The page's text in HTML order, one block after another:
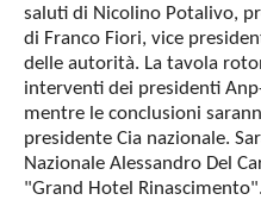
saluti di Nicolino Potalivo,
di Franco Fiori, vice
delle autorità. La tavola
interventi dei presidenti
mentre le conclusioni
presidente Cia nazionale.
Nazionale Alessandro Del
"Grand Hotel Rinascimento".